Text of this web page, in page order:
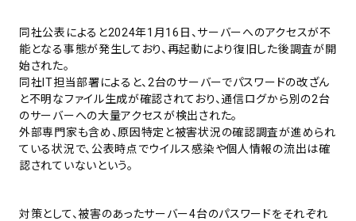
同社公表によると2024年1月16日、サーバーへのアクセスが不
能となる事態が発生しており、再起動により復旧した後調査が開
始された。
同社IT担当部署によると、2台のサーバーでパスワードの改ざん
と不明なファイル生成が確認されており、通信ログから別の2台
のサーバーへの大量アクセスが検出された。
外部専門家も含め、原因特定と被害状況の確認調査が進められ
ている状況で、公表時点でウイルス感染や個人情報の流出は確
認されていないという。
対策として、被害のあったサーバー4台のパスワードをそれぞれ